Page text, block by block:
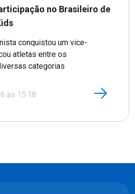
no Brasileiro de
conquistou um vice-
atletas entre os
categorias
às 15:18